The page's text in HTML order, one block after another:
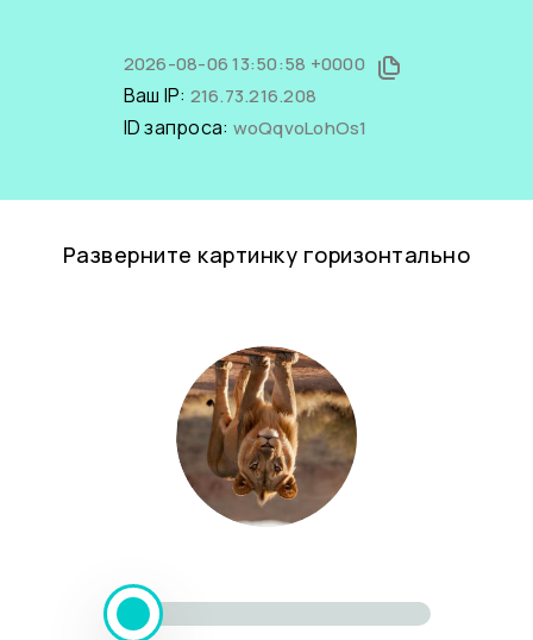
2026-08-06 13:50:58 +0000
Ваш IP: 216.73.216.208
ID запроса: woQqvoLohOs1
Разверните картинку горизонтально